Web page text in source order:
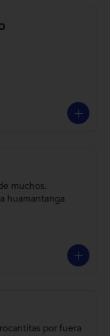
muchos.
huamantanga
por fuera